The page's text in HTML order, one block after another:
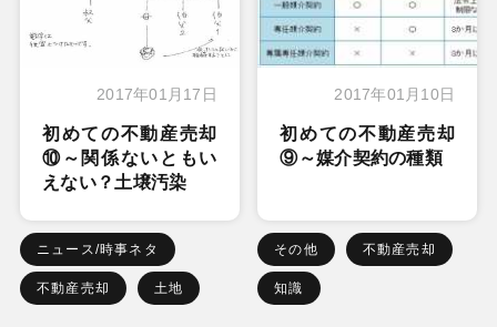
2017年01月17日
初めての不動産売却
⑩～関係ないともい
えない？土壌汚染
ニュース/時事ネタ
不動産売却 土地
2017年01月10日
初めての不動産売却
⑨～媒介契約の種類
その他 不動産売却
知識